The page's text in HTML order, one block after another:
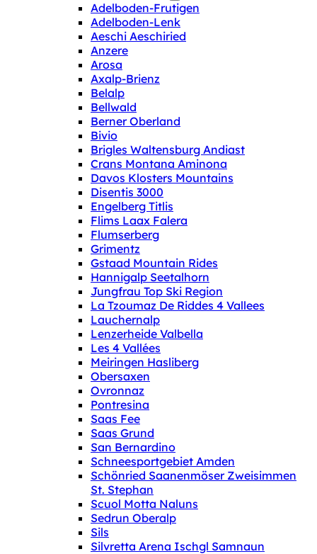
Adelboden-Frutigen
Adelboden-Lenk
Aeschi Aeschiried
Anzere
Arosa
Axalp-Brienz
Belalp
Bellwald
Berner Oberland
Bivio
Brigles Waltensburg Andiast
Crans Montana Aminona
Davos Klosters Mountains
Disentis 3000
Engelberg Titlis
Flims Laax Falera
Flumserberg
Grimentz
Gstaad Mountain Rides
Hannigalp Seetalhorn
Jungfrau Top Ski Region
La Tzoumaz De Riddes 4 Vallees
Lauchernalp
Lenzerheide Valbella
Les 4 Vallées
Meiringen Hasliberg
Obersaxen
Ovronnaz
Pontresina
Saas Fee
Saas Grund
San Bernardino
Schneesportgebiet Amden
Schönried Saanenmöser Zweisimmen
St. Stephan
Scuol Motta Naluns
Sedrun Oberalp
Sils
Silvretta Arena Ischgl Samnaun